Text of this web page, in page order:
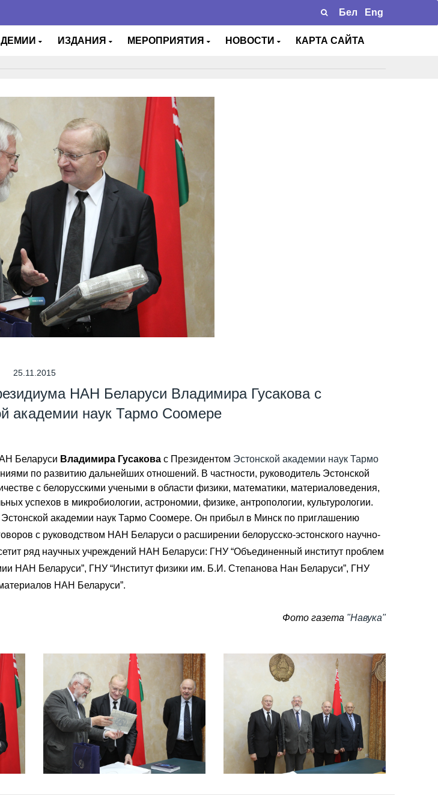
Бел Eng
ИЗДАНИЯ МЕРОПРИЯТИЯ НОВОСТИ КАРТА САЙТА
25.11.2015
НАН Беларуси Владимира Гусакова с
академии наук Тармо Соомере
Беларуси Владимира Гусакова с Президентом Эстонской академии наук Тармо
по развитию дальнейших отношений. В частности, руководитель Эстонской
с белорусскими учеными в области физики, математики, материаловедения,
успехов в микробиологии, астрономии, физике, антропологии, культурологии.
академии наук Тармо Соомере. Он прибыл в Минск по приглашению
с руководством НАН Беларуси о расширении белорусско-эстонского научно-
ряд научных учреждений НАН Беларуси: ГНУ “Объединенный институт проблем
НАН Беларуси”, ГНУ “Институт физики им. Б.И. Степанова Нан Беларуси”, ГНУ
НАН Беларуси”.
Фото газета "Навука"